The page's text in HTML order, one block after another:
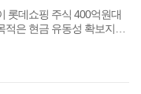
롯데쇼핑 주식 400억원대
은 현금 유동성 확보지만,
이라는 해..